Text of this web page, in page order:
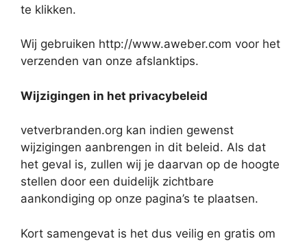
te klikken.
Wij gebruiken http://www.aweber.com voor het
verzenden van onze afslanktips.
Wijzigingen in het privacybeleid
vetverbranden.org kan indien gewenst
wijzigingen aanbrengen in dit beleid. Als dat
het geval is, zullen wij je daarvan op de hoogte
stellen door een duidelijk zichtbare
aankondiging op onze pagina’s te plaatsen.
Kort samengevat is het dus veilig en gratis om